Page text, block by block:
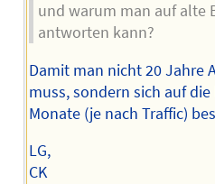
und warum man auf alte
antworten kann?
Damit man nicht 20 Jahre
muss, sondern sich auf
Monate (je nach Traffic)
LG,
CK